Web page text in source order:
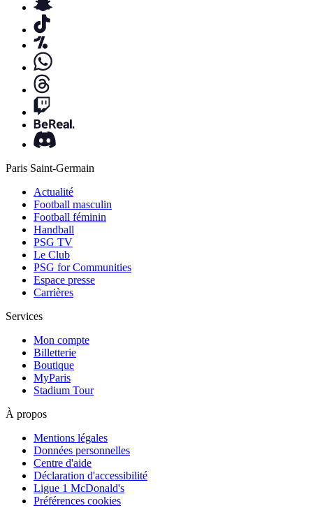
Paris Saint-Germain
Actualité
Football masculin
Football féminin
Handball
PSG TV
Le Club
PSG for Communities
Espace presse
Carrières
Services
Mon compte
Billetterie
Boutique
MyParis
Stadium Tour
À propos
Mentions légales
Données personnelles
Centre d'aide
Déclaration d'accessibilité
Ligue 1 McDonald's
Préférences cookies